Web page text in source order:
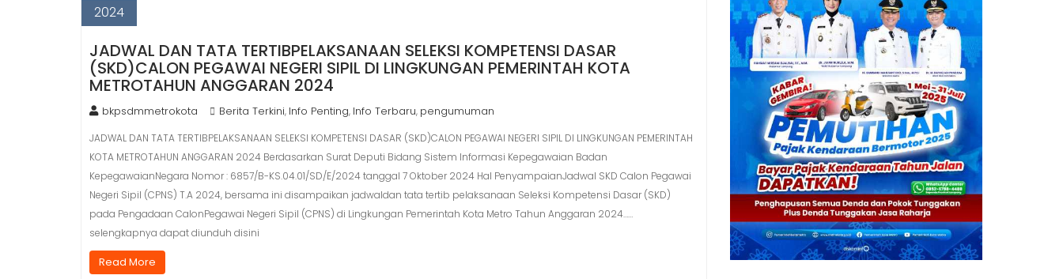
2024
JADWAL DAN TATA TERTIBPELAKSANAAN SELEKSI KOMPETENSI DASAR
(SKD)CALON PEGAWAI NEGERI SIPIL DI LINGKUNGAN PEMERINTAH KOTA
METROTAHUN ANGGARAN 2024
bkpsdmmetrokota Berita Terkini, Info Penting, Info Terbaru, pengumuman
JADWAL DAN TATA TERTIBPELAKSANAAN SELEKSI KOMPETENSI DASAR (SKD)CALON PEGAWAI NEGERI SIPIL DI LINGKUNGAN PEMERINTAH
KOTA METROTAHUN ANGGARAN 2024 Berdasarkan Surat Deputi Bidang Sistem Informasi Kepegawaian Badan
KepegawaianNegara Nomor : 6857/B-KS.04.01/SD/E/2024 tanggal 7 Oktober 2024 Hal PenyampaianJadwal SKD Calon Pegawai
Negeri Sipil (CPNS) T.A 2024, bersama ini disampaikan jadwaldan tata tertib pelaksanaan Seleksi Kompetensi Dasar (SKD)
pada Pengadaan CalonPegawai Negeri Sipil (CPNS) di Lingkungan Pemerintah Kota Metro Tahun Anggaran 2024……
selengkapnya dapat diunduh disini
Read More